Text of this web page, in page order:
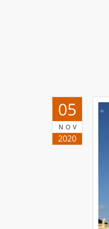
05
NOV
2020